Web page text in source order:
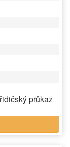
průkaz